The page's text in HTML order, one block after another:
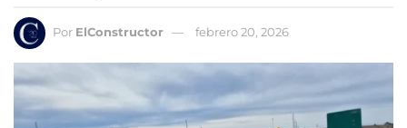
Por ElConstructor febrero 20, 2026